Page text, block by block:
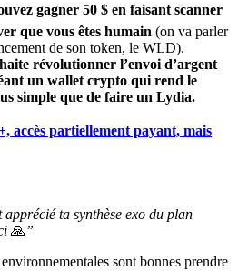
gagner 50 $ en faisant scanner
que vous êtes humain (on va parler
de son token, le WLD).
révolutionner l’envoi d’argent
un wallet crypto qui rend le
simple que de faire un Lydia.
accès partiellement payant, mais
ta synthèse exo du plan
🙏”
sont bonnes prendre